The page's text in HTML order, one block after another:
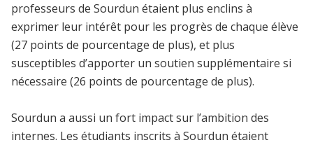
professeurs de Sourdun étaient plus enclins à
exprimer leur intérêt pour les progrès de chaque élève
(27 points de pourcentage de plus), et plus
susceptibles d’apporter un soutien supplémentaire si
nécessaire (26 points de pourcentage de plus).
Sourdun a aussi un fort impact sur l’ambition des
internes. Les étudiants inscrits à Sourdun étaient